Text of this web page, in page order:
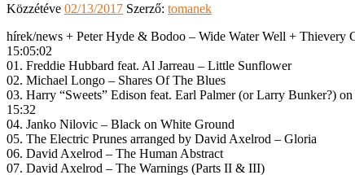
Közzétéve 02/13/2017 Szerző: tomanek
hírek/news + Peter Hyde & Bodoo – Wide Water Well + Thievery
15:05:02
01. Freddie Hubbard feat. Al Jarreau – Little Sunflower
02. Michael Longo – Shares Of The Blues
03. Harry “Sweets” Edison feat. Earl Palmer (or Larry Bunker?)
15:32
04. Janko Nilovic – Black on White Ground
05. The Electric Prunes arranged by David Axelrod – Gloria
06. David Axelrod – The Human Abstract
07. David Axelrod – The Warnings (Parts II & III)